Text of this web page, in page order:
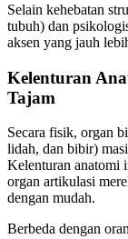
Selain kehebatan
tubuh) dan
aksen yang jauh
Kelenturan
Tajam
Secara fisik, organ
lidah, dan bibir)
Kelenturan anatomi
organ artikulasi
dengan mudah.
Berbeda dengan